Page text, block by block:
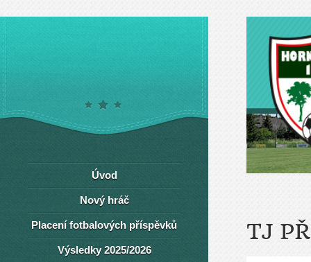
TJ
Úvod
Nový hráč
Placení fotbalových příspěvků
Výsledky 2025/2026